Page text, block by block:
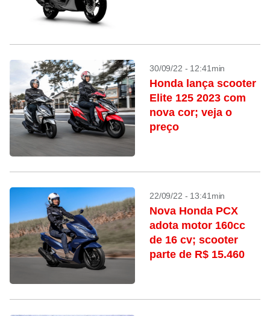
30/09/22 - 12:41min
Honda lança scooter
Elite 125 2023 com
nova cor; veja o
preço
22/09/22 - 13:41min
Nova Honda PCX
adota motor 160cc
de 16 cv; scooter
parte de R$ 15.460